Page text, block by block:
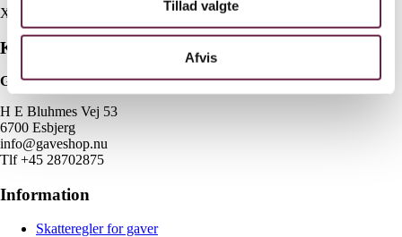
Tillad valgte
Afvis
X
Kontakt
Gaveshop.nu
H E Bluhmes Vej 53
6700 Esbjerg
info@gaveshop.nu
Tlf +45 28702875
Information
Skatteregler for gaver